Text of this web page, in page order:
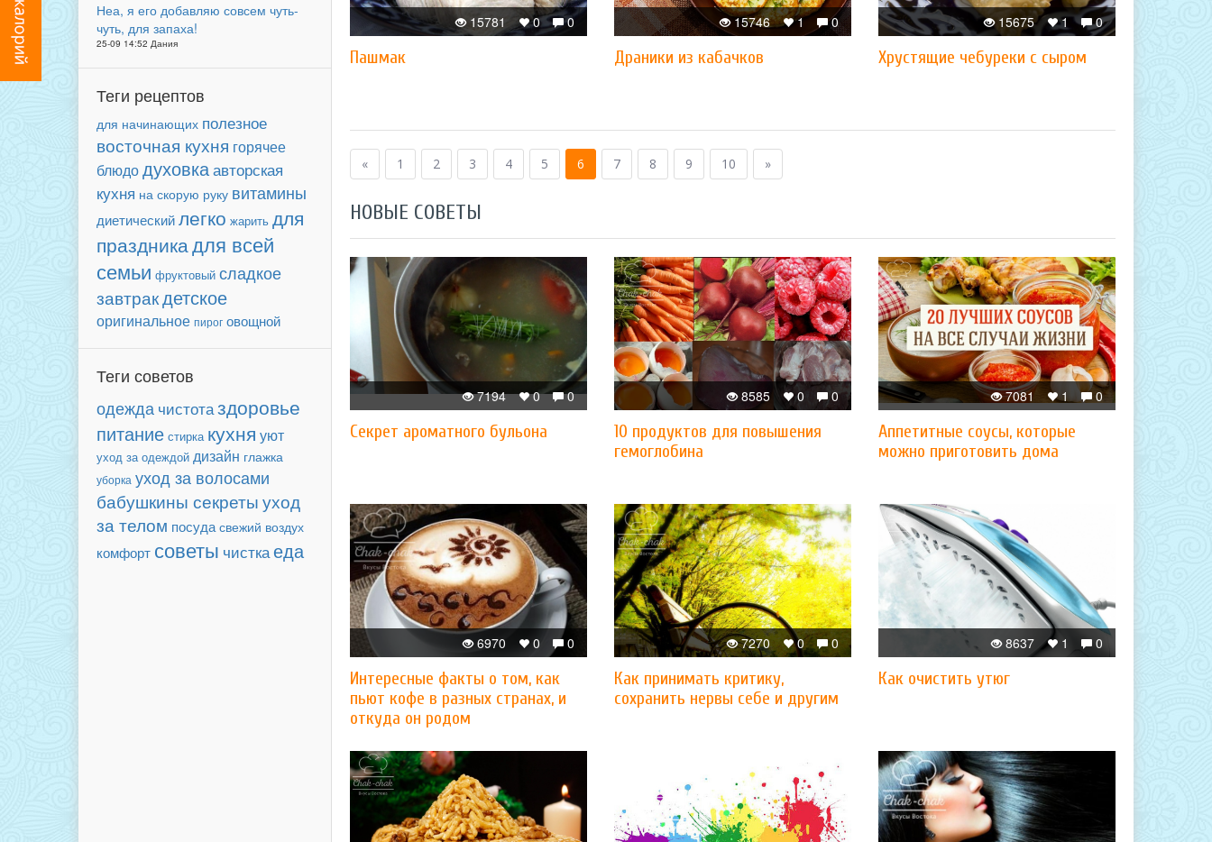
Неа, я его добавляю совсем чуть-
чуть, для запаха!
25-09 14:52 Дания
Теги рецептов
для начинающих полезное
восточная кухня горячее
блюдодуховкаавторская
кухня на скорую руку витамины
диетическийлегко жарить для
праздникадля всей
семьи фруктовый сладкое
завтракдетское
оригинальное пирог овощной
Теги советов
одежда чистотаздоровье
питание стирка кухня уют
уход за одеждой дизайн глажка
уборка уход за волосами
бабушкины секретыуход
за телом посуда свежий воздух
комфорт советы чисткаеда
0
0
15781
Пашмак
0
1
15746
Драники из кабачков
0
1
15675
Хрустящие чебуреки с сыром
« 1 2 3 4 5 6 7 8 9 10 »
НОВЫЕ СОВЕТЫ
0
0
7194
Секрет ароматного бульона
0
0
8585
10 продуктов для повышения
гемоглобина
0
1
7081
Аппетитные соусы, которые
можно приготовить дома
0
0
6970
Интересные факты о том, как
пьют кофе в разных странах, и
откуда он родом
0
0
7270
Как принимать критику,
сохранить нервы себе и другим
0
1
8637
Как очистить утюг